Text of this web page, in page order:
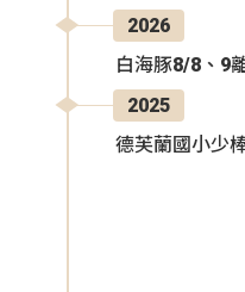
2026
白海豚8/8、9
2025
德芙蘭國小少